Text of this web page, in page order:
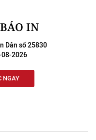
IN
Dân số 25830
08-2026
NGAY